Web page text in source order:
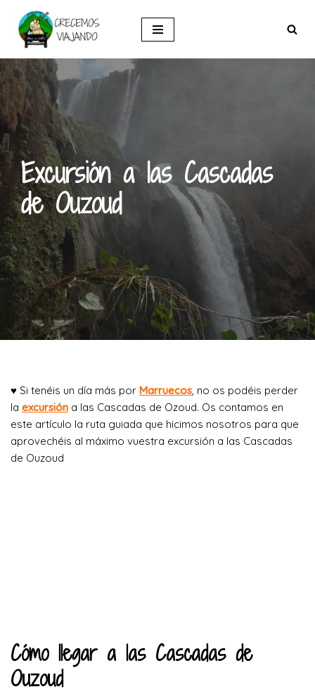
Saltar
contenido
Excursión a las Cascadas
de Ouzoud
♥ Si tenéis un día más por Marruecos, no os podéis perder
la excursión a las Cascadas de Ozoud. Os contamos en
este artículo la ruta guiada que hicimos nosotros para que
aprovechéis al máximo vuestra excursión a las Cascadas
de Ouzoud
Cómo llegar a las Cascadas de
Ouzoud